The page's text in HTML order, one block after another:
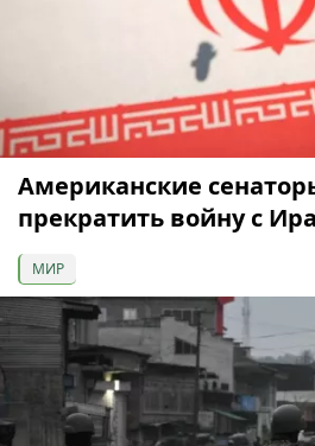
Американские
прекратить войну с
МИР